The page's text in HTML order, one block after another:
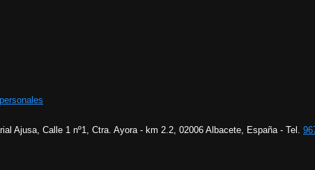
Ajusa, Calle 1 nº1, Ctra. Ayora - km 2.2, 02006 Albacete, España - Tel.